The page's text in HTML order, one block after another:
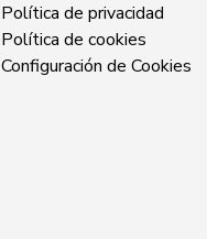
Política de privacidad
Política de cookies
Configuración de Cookies